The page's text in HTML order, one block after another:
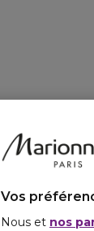
Vos
Nous et nos